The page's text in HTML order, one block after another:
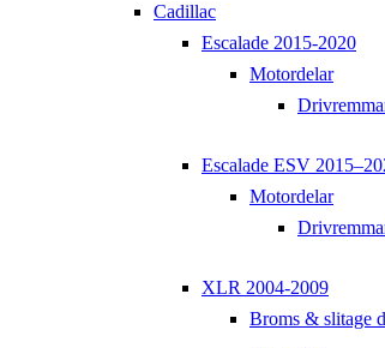
Cadillac
Escalade 2015-2020
Motordelar
Escalade ESV
Motordelar
XLR 2004-2009
Broms & slitage